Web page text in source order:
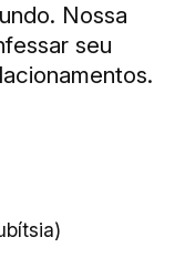
Nossa
seu